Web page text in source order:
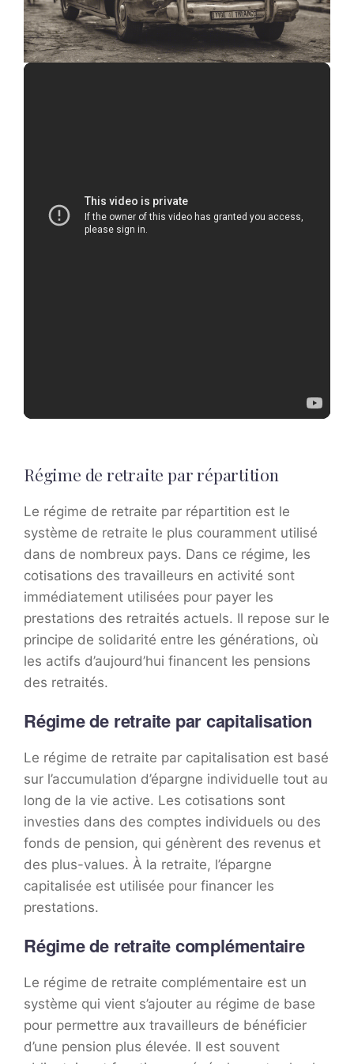
Régime de retraite par répartition
Le régime de retraite par répartition est le
système de retraite le plus couramment utilisé
dans de nombreux pays. Dans ce régime, les
cotisations des travailleurs en activité sont
immédiatement utilisées pour payer les
prestations des retraités actuels. Il repose sur le
principe de solidarité entre les générations, où
les actifs d’aujourd’hui financent les pensions
des retraités.
Régime de retraite par capitalisation
Le régime de retraite par capitalisation est basé
sur l’accumulation d’épargne individuelle tout au
long de la vie active. Les cotisations sont
investies dans des comptes individuels ou des
fonds de pension, qui génèrent des revenus et
des plus-values. À la retraite, l’épargne
capitalisée est utilisée pour financer les
prestations.
Régime de retraite complémentaire
Le régime de retraite complémentaire est un
système qui vient s’ajouter au régime de base
pour permettre aux travailleurs de bénéficier
d’une pension plus élevée. Il est souvent